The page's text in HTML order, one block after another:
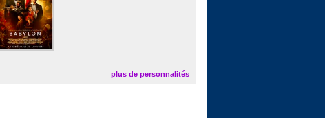
plus de personnalités